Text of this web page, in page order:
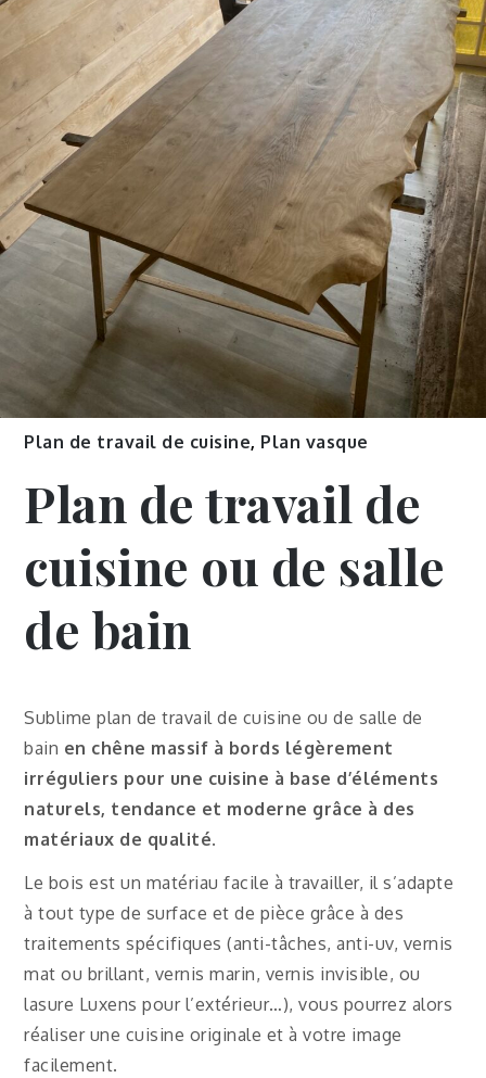
Plan de travail de cuisine, Plan vasque
Plan de travail de
cuisine ou de salle
de bain
Sublime plan de travail de cuisine ou de salle de
bain en chêne massif à bords légèrement
irréguliers pour une cuisine à base d’éléments
naturels, tendance et moderne grâce à des
matériaux de qualité.
Le bois est un matériau facile à travailler, il s’adapte
à tout type de surface et de pièce grâce à des
traitements spécifiques (anti-tâches, anti-uv, vernis
mat ou brillant, vernis marin, vernis invisible, ou
lasure Luxens pour l’extérieur…), vous pourrez alors
réaliser une cuisine originale et à votre image
facilement.